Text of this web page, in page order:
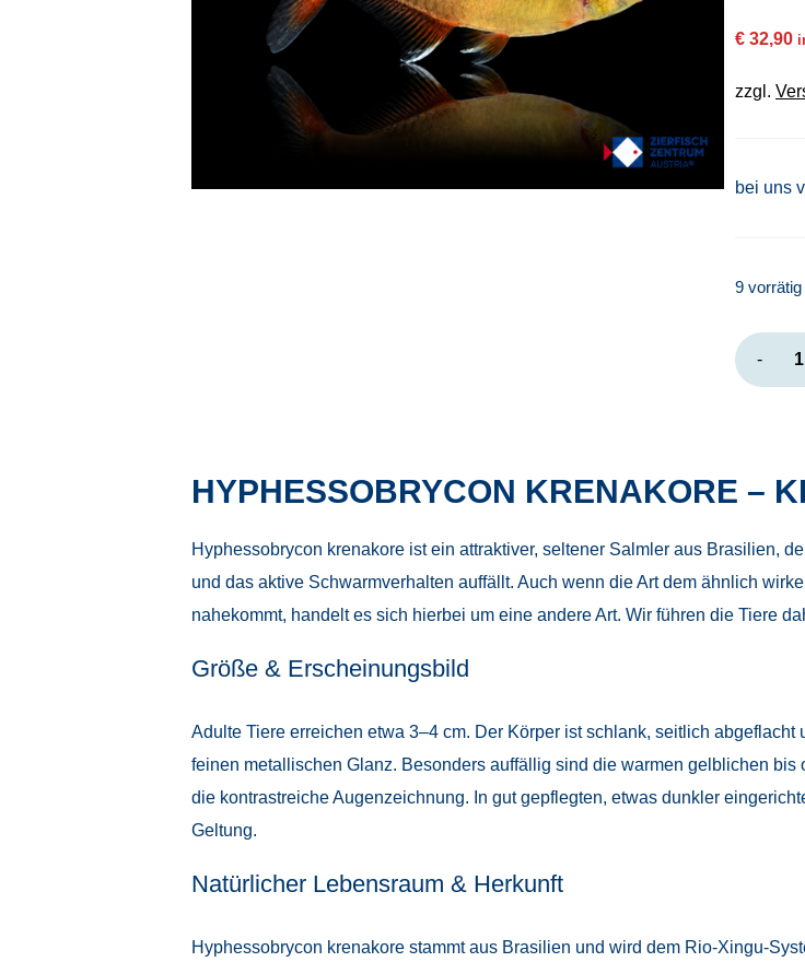
€ 32,90
zzgl.
bei uns
9 vorrätig
-
HYPHESSOBRYCON KRENAKORE –
Hyphessobrycon krenakore ist ein attraktiver, seltener Salmler aus Brasilien,
und das aktive Schwarmverhalten auffällt. Auch wenn die Art dem ähnlich
nahekommt, handelt es sich hierbei um eine andere Art. Wir führen die Tiere
Größe & Erscheinungsbild
Adulte Tiere erreichen etwa 3–4 cm. Der Körper ist schlank, seitlich
feinen metallischen Glanz. Besonders auffällig sind die warmen gelblichen
die kontrastreiche Augenzeichnung. In gut gepflegten, etwas dunkler
Geltung.
Natürlicher Lebensraum & Herkunft
Hyphessobrycon krenakore stammt aus Brasilien und wird dem Rio-Xingu-